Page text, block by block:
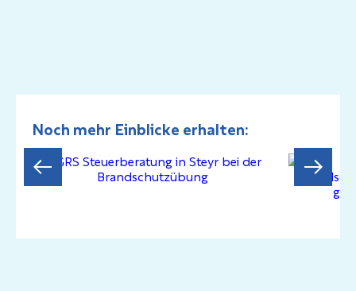
Noch mehr Einblicke erhalten: